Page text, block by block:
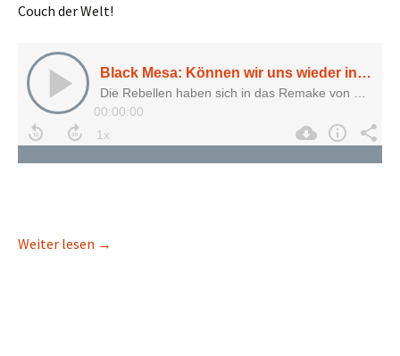
Couch der Welt!
Weiter lesen Black Mesa: Können wir uns wieder in „Half-Life“
→